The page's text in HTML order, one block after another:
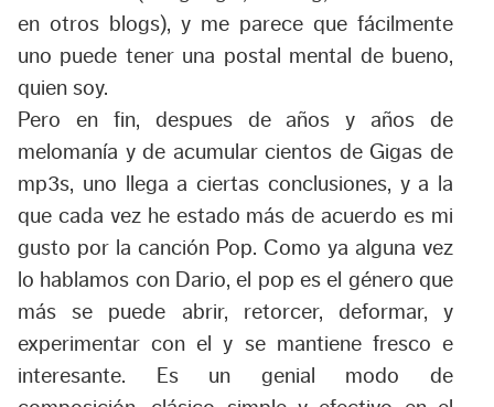
en otros blogs), y me parece que fácilmente
uno puede tener una postal mental de bueno,
quien soy.
Pero en fin, despues de años y años de
melomanía y de acumular cientos de Gigas de
mp3s, uno llega a ciertas conclusiones, y a la
que cada vez he estado más de acuerdo es mi
gusto por la canción Pop. Como ya alguna vez
lo hablamos con Dario, el pop es el género que
más se puede abrir, retorcer, deformar, y
experimentar con el y se mantiene fresco e
interesante. Es un genial modo de